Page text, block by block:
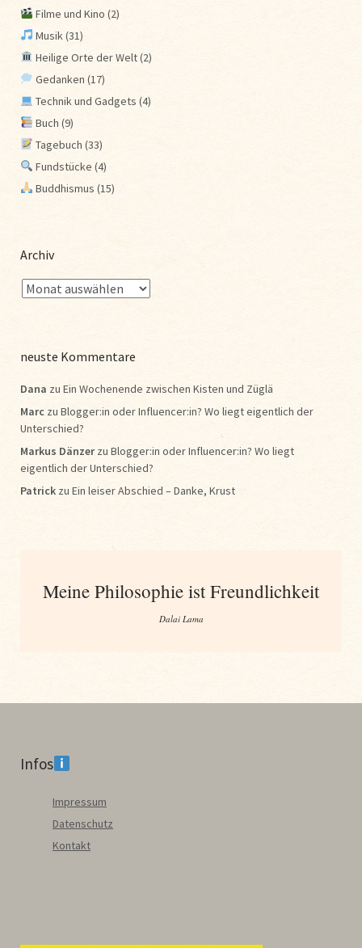
Filme und Kino (2)
Musik(31)
Heilige Orte der Welt(2)
Gedanken (17)
Technik und Gadgets (4)
Buch (9)
Tagebuch (33)
Fundstücke (4)
Buddhismus (15)
Archiv
neuste Kommentare
Dana zu Ein Wochenende zwischen Kisten und Züglä
Marc zu Blogger:in oder Influencer:in? Wo liegt eigentlich der
Unterschied?
Markus Dänzerzu Blogger:in oder Influencer:in? Wo liegt
eigentlich der Unterschied?
Patrick zu Ein leiser Abschied – Danke, Krust
Meine Philosophie ist Freundlichkeit
Dalai Lama
Infos
Impressum
Datenschutz
Kontakt